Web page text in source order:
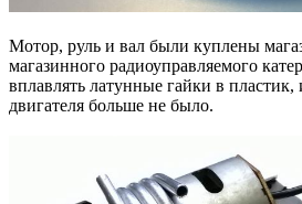
Мотор, руль и вал были куплены
магазинного радиоуправляемого
вплавлять латунные гайки в
двигателя больше не было.